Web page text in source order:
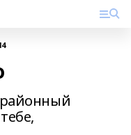
районный